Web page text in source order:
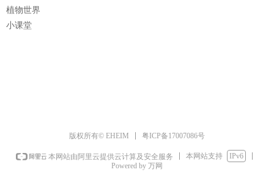
植物世界
小课堂
版权所有© EHEIM 粤ICP备17007086号
本网站由阿里云提供云计算及安全服务 本网站支持
IPv6
Powered by 万网